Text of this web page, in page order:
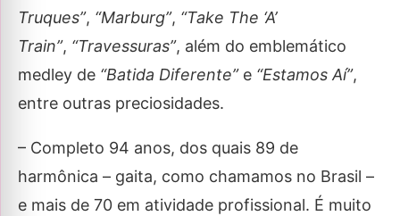
Truques”, “Marburg”, “Take The ‘A’
Train”, “Travessuras”, além do emblemático
medley de “Batida Diferente”e “Estamos Aí”,
entre outras preciosidades.
– Completo 94 anos, dos quais 89 de
harmônica – gaita, como chamamos no Brasil –
e mais de 70 em atividade profissional. É muito